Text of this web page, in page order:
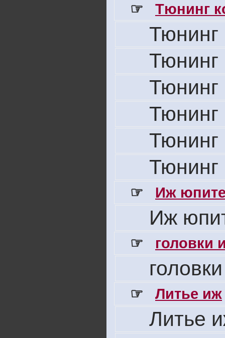
☞ Тюнинг
Тюнинг
Тюнинг
Тюнинг
Тюнинг
Тюнинг
Тюнинг
☞ Иж
Иж
☞ головки
☞ Литье иж
Литье